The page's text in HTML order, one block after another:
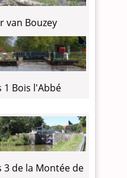
van Bouzey
1 Bois l'Abbé
3 de la Montée de